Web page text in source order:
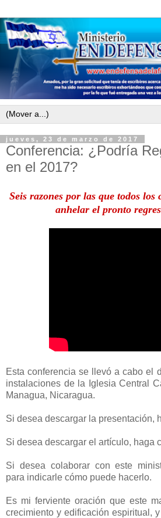
jueves, 23 de marzo de 2017
Conferencia: ¿Podría
en el 2017?
Seis razones por las que todos los
anhelar el pronto
Esta conferencia se llevó a cabo el
instalaciones de la Iglesia Central
Managua, Nicaragua.
Si desea descargar la presentación,
Si desea descargar el artículo, haga
Si desea colaborar con este
para indicarle cómo puede hacerlo.
Es mi ferviente oración que este
crecimiento y edificación espiritual,